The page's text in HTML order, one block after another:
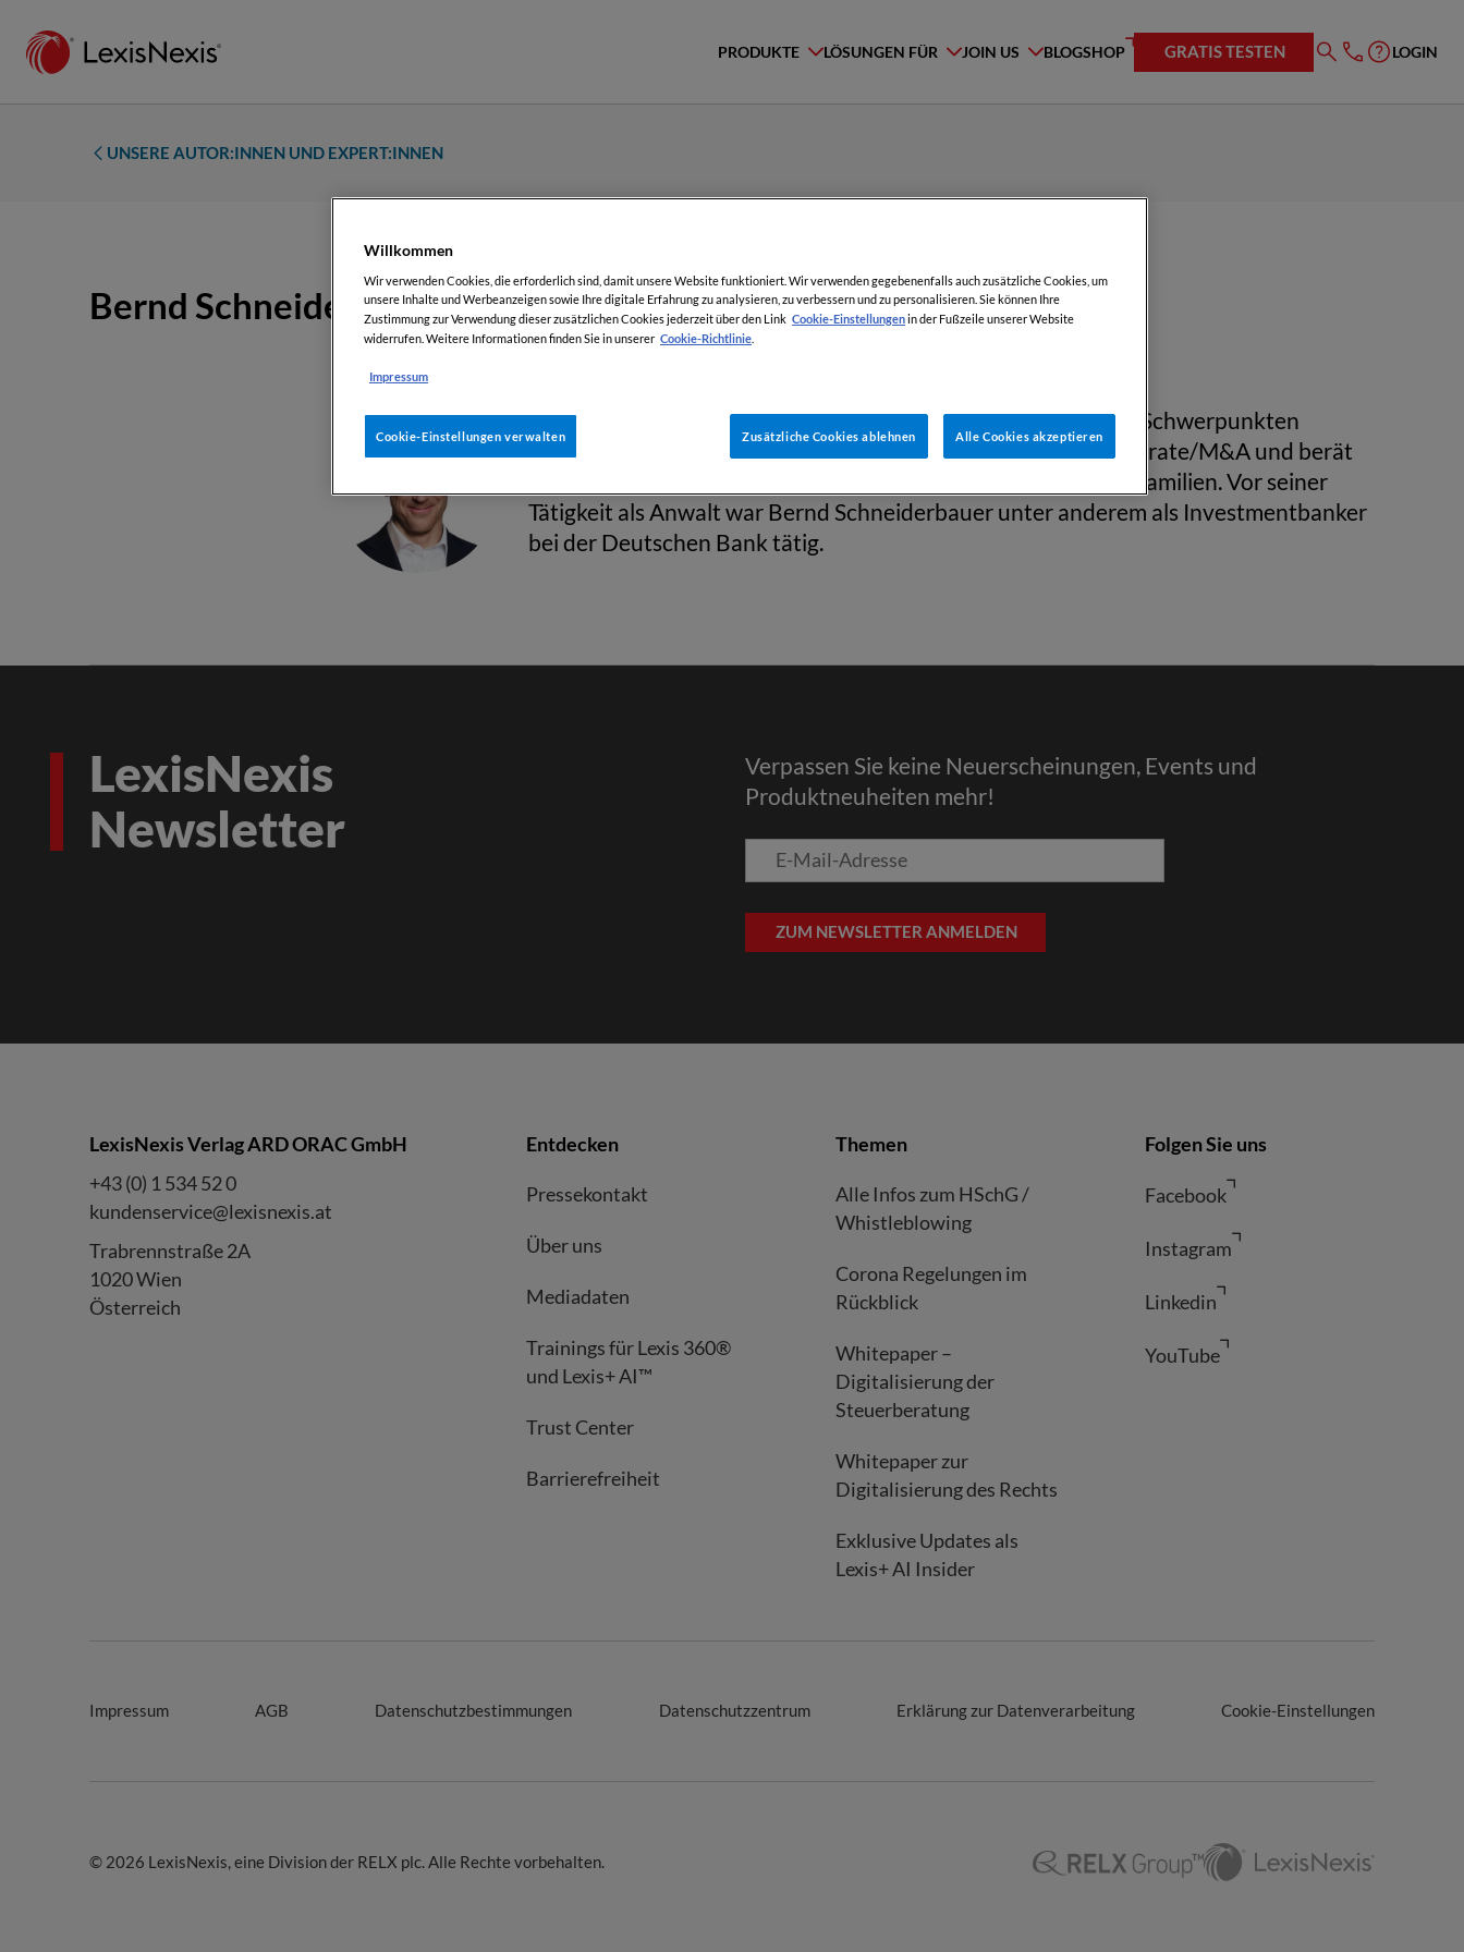
PRODUKTE LÖSUNGEN FÜR JOIN US BLOGSHOP GRATIS TESTEN LOGIN
UNSERE AUTOR:INNEN UND EXPERT:INNEN
Bernd Schneiderbauer
DDr. Bernd Schneiderbauer ist Rechtsanwalt in Wien mit den Schwerpunkten
Corporate Governance/Unternehmensnachfolge sowie Corporate/M&A und berät
nationale sowie internationale Mandanten und Unternehmerfamilien. Vor seiner
Tätigkeit als Anwalt war Bernd Schneiderbauer unter anderem als Investmentbanker
bei der Deutschen Bank tätig.
LexisNexis
Newsletter
Verpassen Sie keine Neuerscheinungen, Events und
Produktneuheiten mehr!
E-
Mail-
ZUM NEWSLETTER ANMELDEN
LexisNexis Verlag ARD ORAC GmbH
+43 (0) 1 534 52 0
kundenservice@lexisnexis.at
Trabrennstraße 2A
1020 Wien
Österreich
Entdecken
Pressekontakt
Über uns
Mediadaten
Trainings für Lexis 360®
und Lexis+ AI™
Trust Center
Barrierefreiheit
Themen
Alle Infos zum HSchG /
Whistleblowing
Corona Regelungen im
Rückblick
Whitepaper –
Digitalisierung der
Steuerberatung
Whitepaper zur
Digitalisierung des Rechts
Exklusive Updates als
Lexis+ AI Insider
Folgen Sie uns
Facebook
Instagram
Linkedin
YouTube
Impressum AGB Datenschutzbestimmungen Datenschutzzentrum Erklärung zur Datenverarbeitung Cookie-Einstellungen
© 2026 LexisNexis, eine Division der RELX plc. Alle Rechte vorbehalten.
Willkommen
Wir verwenden Cookies, die erforderlich sind, damit unsere Website funktioniert. Wir verwenden gegebenenfalls auch zusätzliche Cookies, um
unsere Inhalte und Werbeanzeigen sowie Ihre digitale Erfahrung zu analysieren, zu verbessern und zu personalisieren. Sie können Ihre
Zustimmung zur Verwendung dieser zusätzlichen Cookies jederzeit über den Link Cookie-Einstellungenin der Fußzeile unserer Website
widerrufen. Weitere Informationen finden Sie in unserer Cookie-Richtlinie
Impressum
Zusätzliche Cookies ablehnen Alle Cookies akzeptieren
Cookie-Einstellungen verwalten